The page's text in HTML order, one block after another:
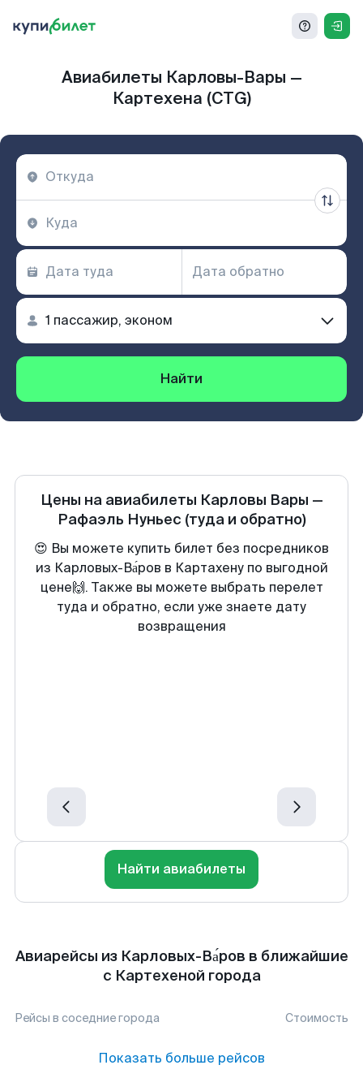
Авиабилеты Карловы-Вары —
Картехена (CTG)
Найти
Цены на авиабилеты Карловы Вары —
Рафаэль Нуньес (туда и обратно)
😍 Вы можете купить билет без посредников
из Карловых-Ва́ров в Картахену по выгодной
цене🙌. Также вы можете выбрать перелет
туда и обратно, если уже знаете дату
возвращения
Найти авиабилеты
Авиарейсы из Карловых-Ва́ров в ближайшие
с Картехеной города
Рейсы в соседние города Стоимость
Показать больше рейсов